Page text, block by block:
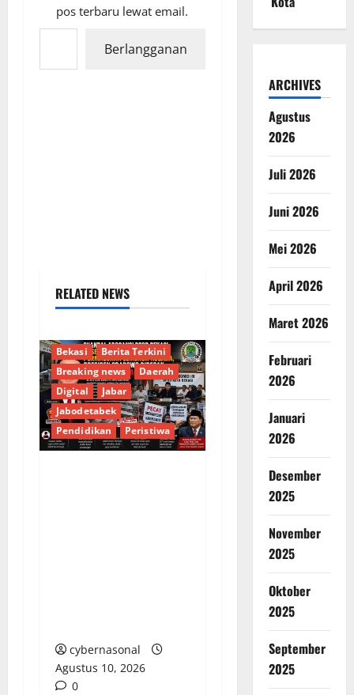
pos terbaru lewat email.
Ketikkan email Anda...
Berlangganan
RELATED NEWS
Bekasi
Berita Terkini
Breaking news
Daerah
Digital
Jabar
Jabodetabek
Pendidikan
Peristiwa
cybernasonal
Agustus 10, 2026
0
ARCHIVES
Agustus
2026
Juli 2026
Juni 2026
Mei 2026
April 2026
Maret 2026
Februari
2026
Januari
2026
Desember
2025
November
2025
Oktober
2025
September
2025